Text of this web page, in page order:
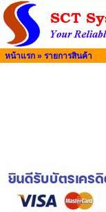
หน้าแรก » รายการสินค้า